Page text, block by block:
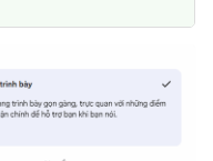
dẫn, hãy trình bày